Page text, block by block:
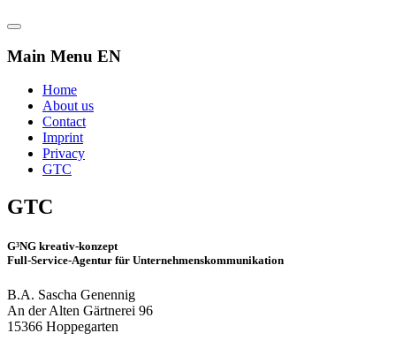
Main Menu EN
Home
About us
Contact
Imprint
Privacy
GTC
GTC
G³NG kreativ-konzept
Full-Service-Agentur für Unternehmenskommunikation
B.A. Sascha Genennig
An der Alten Gärtnerei 96
15366 Hoppegarten